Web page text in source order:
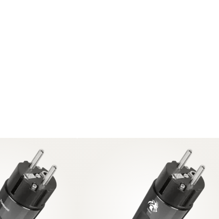
svart bakgrund", vilken är en förutsättning för att de
har visat att elektrisk ström kan överrösta upp
du upplever de största skillnaderna mellan en vanlig och
för att uppnå ett helt perfekt resultat. Det finns alltså
av dem tillför problem samtidigt som de filtrerar bort
de fungerar över ett brett frekvensband utan att ge
Det här är något som bidrar till att göra dessa exklusiva